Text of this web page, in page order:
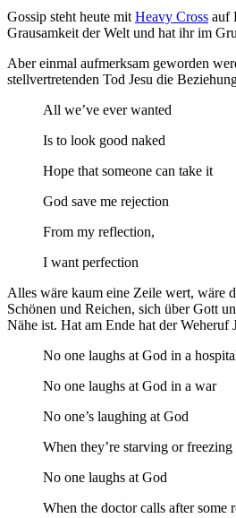
Gossip steht heute mit Heavy Cross auf
Grausamkeit der Welt und hat ihr im
Aber einmal aufmerksam geworden
stellvertretenden Tod Jesu die
All we’ve ever wanted
Is to look good naked
Hope that someone can take it
God save me rejection
From my reflection,
I want perfection
Alles wäre kaum eine Zeile wert, wäre
Schönen und Reichen, sich über Gott
Nähe ist. Hat am Ende hat der
No one laughs at God in a
No one laughs at God in a war
No one’s laughing at God
When they’re starving or
No one laughs at God
When the doctor calls after some